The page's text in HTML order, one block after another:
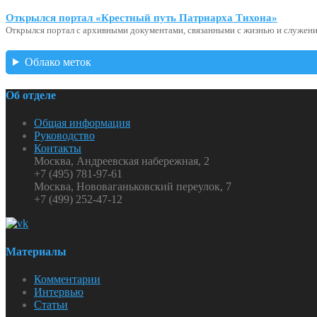
Открылся портал «Крестный путь Патриарха Тихона»
Открылся портал с архивными документами, связанными с жизнью и
Облако меток
Об отделе
Общая информация
Руководство
Контакты
Москва, Андреевская набережная, 2
+7 (495) 781-97-61
Москва, Нововаганьковский переулок, 7
+7 (499) 252-47-12
Материалы
Комментарии
Интервью
Статьи